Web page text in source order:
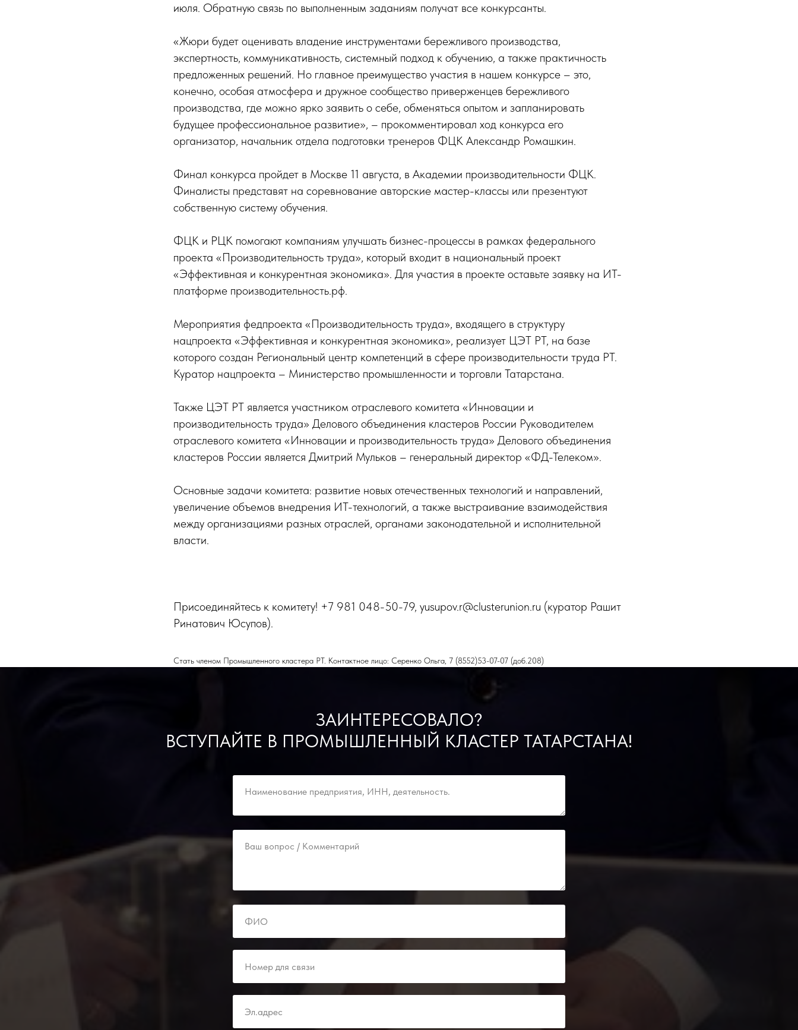
июля. Обратную связь по выполненным заданиям получат все конкурсанты.
«Жюри будет оценивать владение инструментами бережливого производства,
экспертность, коммуникативность, системный подход к обучению, а также практичность
предложенных решений. Но главное преимущество участия в нашем конкурсе – это,
конечно, особая атмосфера и дружное сообщество приверженцев бережливого
производства, где можно ярко заявить о себе, обменяться опытом и запланировать
будущее профессиональное развитие», – прокомментировал ход конкурса его
организатор, начальник отдела подготовки тренеров ФЦК Александр Ромашкин.
Финал конкурса пройдет в Москве 11 августа, в Академии производительности ФЦК.
Финалисты представят на соревнование авторские мастер-классы или презентуют
собственную систему обучения.
ФЦК и РЦК помогают компаниям улучшать бизнес-процессы в рамках федерального
проекта «Производительность труда», который входит в национальный проект
«Эффективная и конкурентная экономика». Для участия в проекте оставьте заявку на ИТ-
платформе производительность.рф.
Мероприятия федпроекта «Производительность труда», входящего в структуру
нацпроекта «Эффективная и конкурентная экономика», реализует ЦЭТ РТ, на базе
которого создан Региональный центр компетенций в сфере производительности труда РТ.
Куратор нацпроекта – Министерство промышленности и торговли Татарстана.
Также ЦЭТ РТ является участником отраслевого комитета «Инновации и
производительность труда» Делового объединения кластеров России Руководителем
отраслевого комитета «Инновации и производительность труда» Делового объединения
кластеров России является Дмитрий Мульков – генеральный директор «ФД-Телеком».
Основные задачи комитета: развитие новых отечественных технологий и направлений,
увеличение объемов внедрения ИТ-технологий, а также выстраивание взаимодействия
между организациями разных отраслей, органами законодательной и исполнительной
власти.
Присоединяйтесь к комитету! +7 981 048-50-79, yusupov.r@clusterunion.ru (куратор Рашит
Ринатович Юсупов).
Стать членом Промышленного кластера РТ. Контактное лицо: Серенко Ольга, 7 (8552)53-07-07 (доб.208)
ЗАИНТЕРЕСОВАЛО?
ВСТУПАЙТЕ В ПРОМЫШЛЕННЫЙ КЛАСТЕР ТАТАРСТАНА!